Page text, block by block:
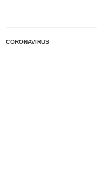
CORONAVIRUS